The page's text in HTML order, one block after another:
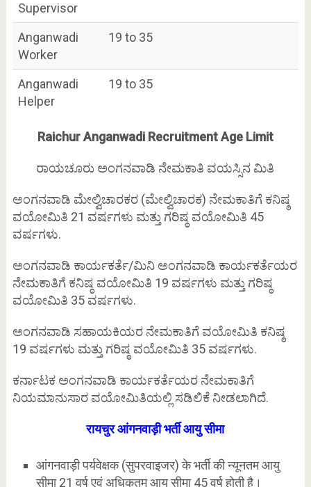
Supervisor
Anganwadi
Worker
19 to 35
Anganwadi
Helper
19 to 35
Raichur Anganwadi Recruitment Age Limit
ರಾಯಚೂರು ಅಂಗನವಾಡಿ ನೇಮಕಾತಿ ವಯಸ್ಸಿನ ಮಿತಿ
ಅಂಗನವಾಡಿ ಮೇಲ್ವಿಚಾರಕರ (ಮೇಲ್ವಿಚಾರಕ) ನೇಮಕಾತಿಗೆ ಕನಿಷ್ಠ
ವಯೋಮಿತಿ 21 ವರ್ಷಗಳು ಮತ್ತು ಗರಿಷ್ಠ ವಯೋಮಿತಿ 45
ವರ್ಷಗಳು.
ಅಂಗನವಾಡಿ ಕಾರ್ಯಕರ್ತೆ/ಮಿನಿ ಅಂಗನವಾಡಿ ಕಾರ್ಯಕರ್ತೆಯರ
ನೇಮಕಾತಿಗೆ ಕನಿಷ್ಠ ವಯೋಮಿತಿ 19 ವರ್ಷಗಳು ಮತ್ತು ಗರಿಷ್ಠ
ವಯೋಮಿತಿ 35 ವರ್ಷಗಳು.
ಅಂಗನವಾಡಿ ಸಹಾಯಕಿಯರ ನೇಮಕಾತಿಗೆ ವಯೋಮಿತಿ ಕನಿಷ್ಠ
19 ವರ್ಷಗಳು ಮತ್ತು ಗರಿಷ್ಠ ವಯೋಮಿತಿ 35 ವರ್ಷಗಳು.
ಕರ್ನಾಟಕ ಅಂಗನವಾಡಿ ಕಾರ್ಯಕರ್ತೆಯರ ನೇಮಕಾತಿಗೆ
ನಿಯಮಾನುಸಾರ ವಯೋಮಿತಿಯಲ್ಲಿ ಸಡಿಲಿಕೆ ನೀಡಲಾಗಿದೆ.
रायचुर आंगनवाड़ी भर्ती आयु सीमा
आंगनवाड़ी पर्यवेक्षक (सुपरवाइजर) के भर्ती की न्यूनतम आयु
सीमा 21 वर्ष एवं अधिकतम आयु सीमा 45 वर्ष होती है।